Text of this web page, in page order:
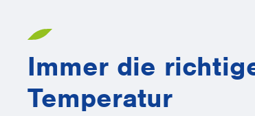
Immer die
Temperatur